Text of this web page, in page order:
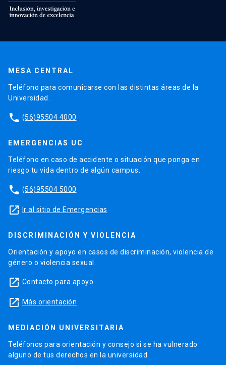
MESA CENTRAL
Teléfono para comunicarse con las distintas áreas de la
Universidad.
phone (56)95504 4000
EMERGENCIAS UC
Teléfono en caso de accidente o situación que ponga en
riesgo tu vida dentro de algún campus.
phone (56)95504 5000
launch Ir al sitio de Emergencias
DISCRIMINACIÓN Y VIOLENCIA
Orientación y apoyo en casos de discriminación, violencia de
género o violencia sexual.
launch Contacto para apoyo
launch Más orientación
MEDIACIÓN UNIVERSITARIA
Teléfonos para orientación y consejo si se ha vulnerado
alguno de tus derechos en la universidad.